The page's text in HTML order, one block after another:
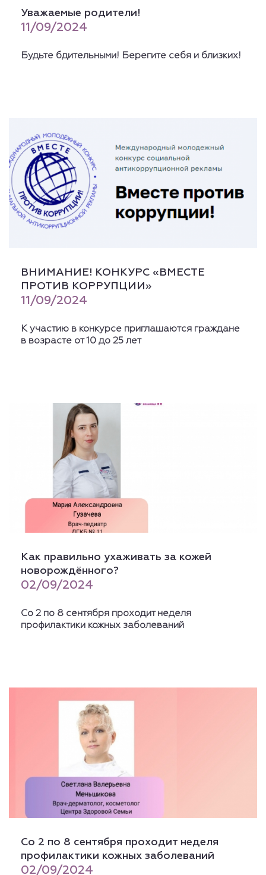
Уважаемые родители!
11/09/2024
Будьте бдительными! Берегите себя и близких!
ВНИМАНИЕ! КОНКУРС «ВМЕСТЕ
ПРОТИВ КОРРУПЦИИ»
11/09/2024
К участию в конкурсе приглашаются граждане
в возрасте от 10 до 25 лет
Как правильно ухаживать за кожей
новорождённого?
02/09/2024
Со 2 по 8 сентября проходит неделя
профилактики кожных заболеваний
Со 2 по 8 сентября проходит неделя
профилактики кожных заболеваний
02/09/2024